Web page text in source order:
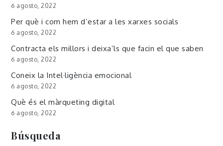
6 agosto, 2022
Per què i com hem d’estar a les xarxes socials
6 agosto, 2022
Contracta els millors i deixa’ls que facin el que saben
6 agosto, 2022
Coneix la Intel·ligència emocional
6 agosto, 2022
Què és el màrqueting digital
6 agosto, 2022
Búsqueda